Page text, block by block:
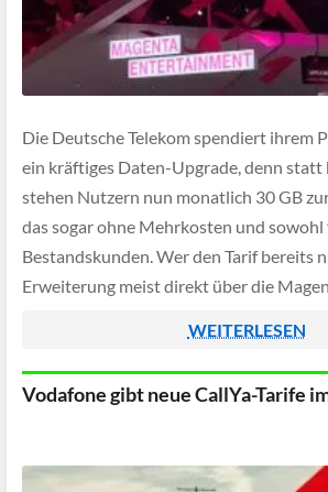
Die Deutsche Telekom spendiert ihrem
ein kräftiges Daten-Upgrade, denn statt
stehen Nutzern nun monatlich 30 GB
das sogar ohne Mehrkosten und sowohl
Bestandskunden. Wer den Tarif bereits
Erweiterung meist direkt über die
WEITERLESEN
Vodafone gibt neue CallYa-Tarife